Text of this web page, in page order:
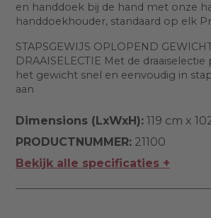
en handdoek bij de hand met onze
handdoekhouder, standaard op elk
STAPSGEWIJS OPLOPEND
DRAAISELECTIE Met de
het gewicht snel en eenvoudig in
aan
Dimensions (LxWxH):119 cm x
PRODUCTNUMMER:21100
Bekijk alle specificaties +